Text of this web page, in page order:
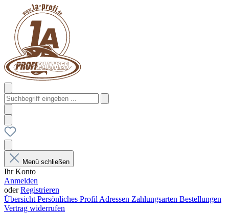
Menü schließen
Ihr Konto
Anmelden
oderRegistrieren
Übersicht Persönliches Profil Adressen Zahlungsarten Bestellungen
Vertrag widerrufen